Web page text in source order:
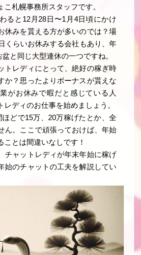
こ札幌事務所スタッフです。
ると12月28日〜1月4日頃にかけ
休みを貰える方が多いのでは？場
くらいお休みする会社もあり、年
と同じ大型連休の一つですね。
トレディにとって、絶好の稼ぎ時
か？思ったよりボーナスが貰えな
がお休みで暇だと感じている人
レディのお仕事を始めましょう。
どで15万、20万稼げたとか、全
ん。ここで頑張っておけば、年始
ことは間違いなしです！
チャットレディが年末年始に稼げ
始のチャットの工夫を解説してい